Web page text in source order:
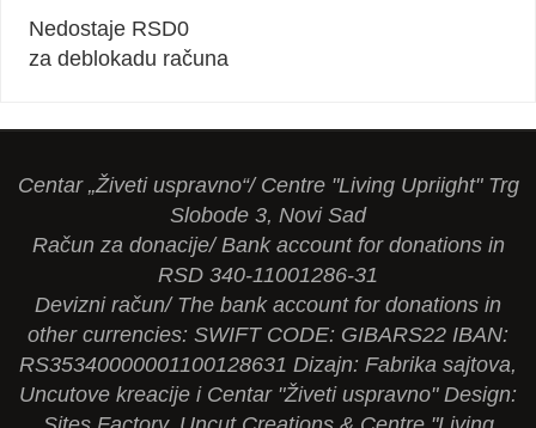
Nedostaje RSD0
za deblokadu računa
Centar „Živeti uspravno“/ Centre "Living Upriight" Trg
Slobode 3, Novi Sad
Račun za donacije/ Bank account for donations in
RSD 340-11001286-31
Devizni račun/ The bank account for donations in
other currencies: SWIFT CODE: GIBARS22 IBAN:
RS35340000001100128631 Dizajn: Fabrika sajtova,
Uncutove kreacije i Centar "Živeti uspravno" Design: